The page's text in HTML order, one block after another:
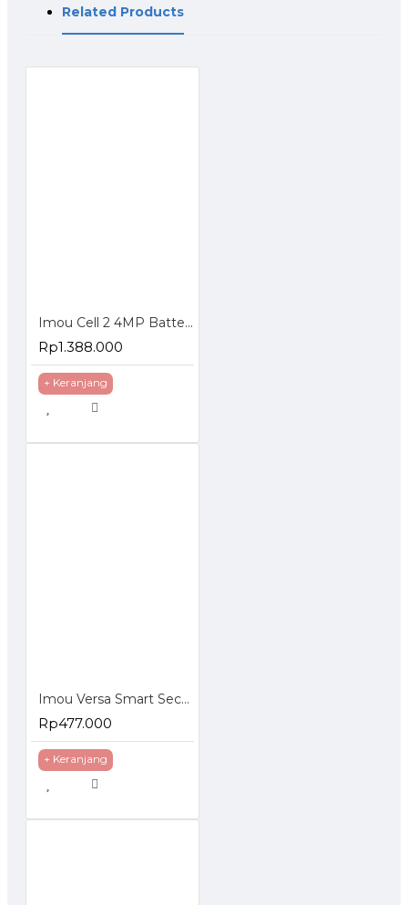
- 1x Adaptor Daya
Related Products
Imou Cell 2 4MP Battery Wireless Camera Wifi CCTV IP Cam
Rp1.388.000
+ Keranjang
Imou Versa Smart Security Camera Indoor Outdoor 1080P
Rp477.000
+ Keranjang